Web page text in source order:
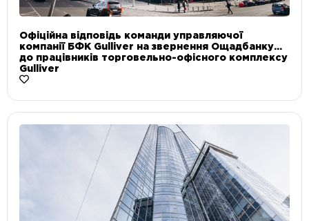
Офіційна відповідь команди управляючої
компанії БФК Gulliver на звернення Ощадбанку
до працівників торговельно-офісного комплексу
Gulliver